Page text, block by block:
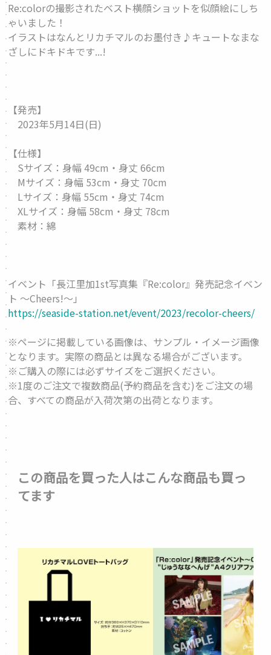
Re:colorの撮影されたベスト横顔ショットを似顔絵にしち
ゃいました！
イラストはなんとリカチマルのお墨付き♪キュートなまな
ざしにドキドキです...!
【発売】
2023年5月14日(日)
【仕様】
Sサイズ：身幅 49cm・身丈 66cm
Mサイズ：身幅 53cm・身丈 70cm
Lサイズ：身幅 55cm・身丈 74cm
XLサイズ：身幅 58cm・身丈 78cm
素材：綿
イベント「長江里加1st写真集『Re:color』発売記念イベン
ト 〜Cheers!〜」
https://seaside-station.net/event/2023/recolor-cheers/
※ページに掲載している画像は、サンプル・イメージ画像
となります。実際の商品とは異なる場合がございます。
※ご購入の際には必ずサイズをご選択ください。
※1度のご注文で複数商品(予約商品を含む)をご注文の場
合、すべての商品が入荷次第の出荷となります。
この商品を買った人はこんな商品も買っ
てます